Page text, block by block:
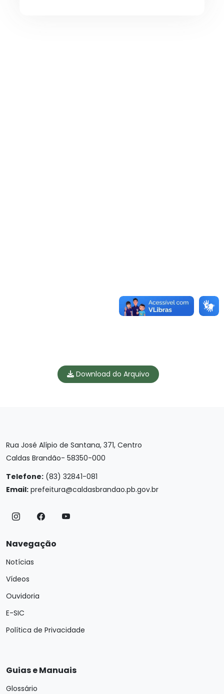
Download do Arquivo
Rua José Alípio de Santana, 371, Centro
Caldas Brandão- 58350-000
Telefone: (83) 32841-081
Email: prefeitura@caldasbrandao.pb.gov.br
Navegação
Notícias
Vídeos
Ouvidoria
E-SIC
Política de Privacidade
Guias e Manuais
Glossário